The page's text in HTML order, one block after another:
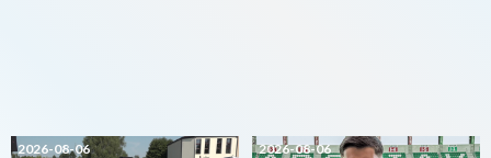
2026-08-06 2026-08-06